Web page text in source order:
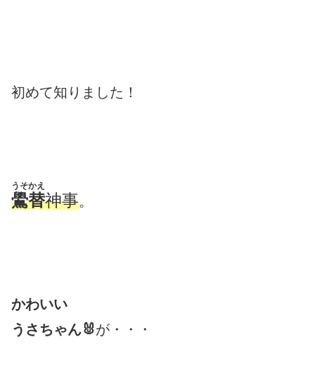
初めて知りました！
鷽替
うそかえ
神事。
かわいい
うさちゃん🐰が・・・